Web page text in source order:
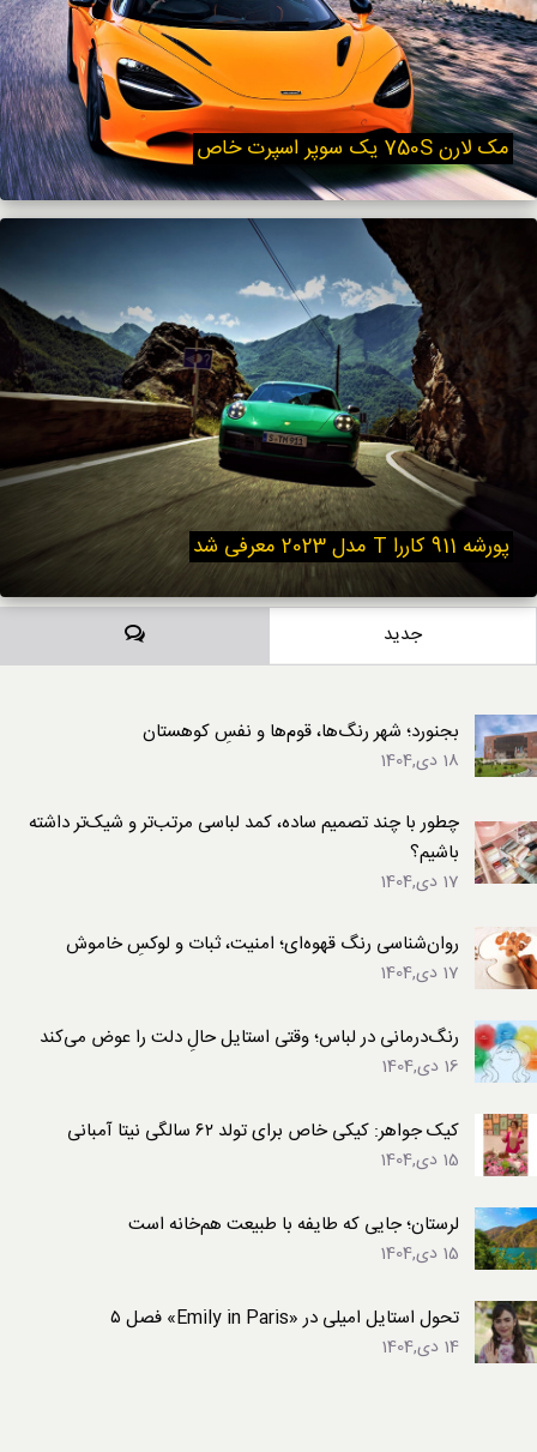
مک‌ لارن 750S یک سوپر اسپرت خاص
پورشه 911 کاررا T مدل 2023 معرفی شد
جدید دیدگاه‌ها
بجنورد؛ شهر رنگ‌ها، قوم‌ها و نفسِ کوهستان
18 دی,1404
چطور با چند تصمیم ساده، کمد لباسی مرتب‌تر و شیک‌تر داشته
باشیم؟
17 دی,1404
روان‌شناسی رنگ قهوه‌ای؛ امنیت، ثبات و لوکسِ خاموش
17 دی,1404
رنگ‌درمانی در لباس؛ وقتی استایل حالِ دلت را عوض می‌کند
16 دی,1404
کیک جواهر: کیکی خاص برای تولد ۶۲ سالگی نیتا آمبانی
15 دی,1404
لرستان؛ جایی که طایفه با طبیعت هم‌خانه است
15 دی,1404
تحول استایل امیلی در «Emily in Paris» فصل ۵
14 دی,1404